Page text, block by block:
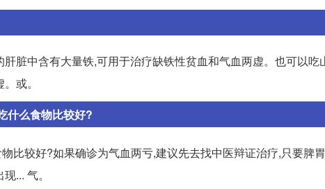
脏中含有大量铁,可用于治疗缺铁性贫血和气血两虚。也可以
或。
什么食物比较好?
比较好?如果确诊为气血两亏,建议先去找中医辩证治疗,只要脾
... 气。